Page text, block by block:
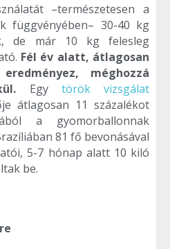
–természetesen a
függvényében– 30-40 kg
de már 10 kg felesleg
Fél év alatt, átlagosan
méghozzá
Egy török vizsgálat
átlagosan 11 százalékot
a gyomorballonnak
81 fő bevonásával
5-7 hónap alatt 10 kiló
be.